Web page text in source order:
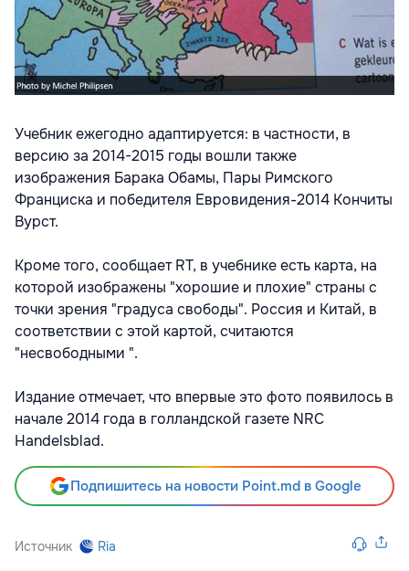
Учебник ежегодно адаптируется: в частности, в
версию за 2014-2015 годы вошли также
изображения Барака Обамы, Пары Римского
Франциска и победителя Евровидения-2014 Кончиты
Вурст.
Кроме того, сообщает RT, в учебнике есть карта, на
которой изображены "хорошие и плохие" страны с
точки зрения "градуса свободы". Россия и Китай, в
соответствии с этой картой, считаются
"несвободными ".
Издание отмечает, что впервые это фото появилось в
начале 2014 года в голландской газете NRC
Handelsblad.
Подпишитесь на новости Point.md в Google
Источник Ria